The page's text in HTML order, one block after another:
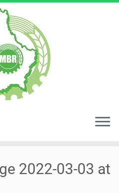
2022-03-03 at